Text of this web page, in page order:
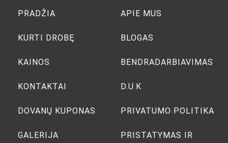
PRADŽIA
KURTI DROBĘ
KAINOS
KONTAKTAI
DOVANŲ KUPONAS
GALERIJA
APIE MUS
BLOGAS
BENDRADARBIAVIMAS
D.U.K
PRIVATUMO POLITIKA
PRISTATYMAS IR